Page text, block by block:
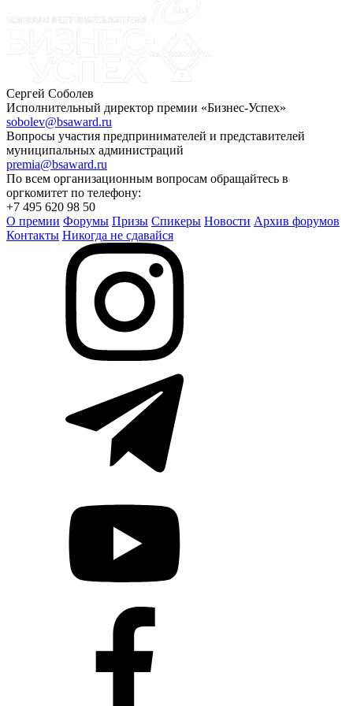
Сергей Соболев
Исполнительный директор премии «Бизнес-Успех»
sobolev@bsaward.ru
Вопросы участия предпринимателей и представителей
муниципальных администраций
premia@bsaward.ru
По всем организационным вопросам обращайтесь в
оргкомитет по телефону:
+7 495 620 98 50
О премии Форумы Призы Спикеры Новости Архив форумов
Контакты Никогда не сдавайся